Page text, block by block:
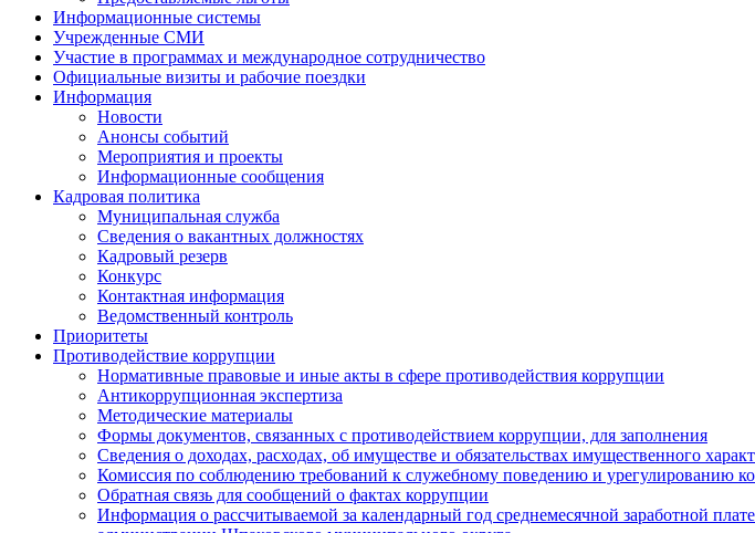
Информационные системы
Учрежденные СМИ
Участие в программах и международное сотрудничество
Официальные визиты и рабочие поездки
Информация
Новости
Анонсы событий
Мероприятия и проекты
Информационные сообщения
Кадровая политика
Муниципальная служба
Сведения о вакантных должностях
Кадровый резерв
Конкурс
Контактная информация
Ведомственный контроль
Приоритеты
Противодействие коррупции
Нормативные правовые и иные акты в сфере противодействия коррупции
Антикоррупционная экспертиза
Методические материалы
Формы документов, связанных с противодействием коррупции, для заполнения
Сведения о доходах, расходах, об имуществе и обязательствах имущественного
Комиссия по соблюдению требований к служебному поведению и урегулированию
Обратная связь для сообщений о фактах коррупции
Информация о рассчитываемой за календарный год среднемесячной заработной